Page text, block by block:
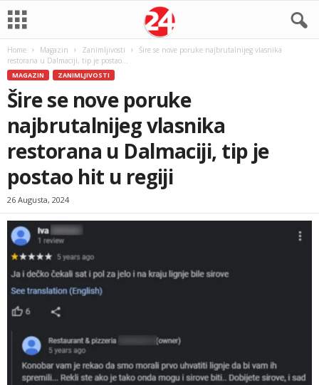
Home Magazin Zanimljivosti
Šire se nove poruke najbrutalnijeg vlasnika
restorana u Dalmaciji, tip je postao...
MAGAZIN ZANIMLJIVOSTI
Šire se nove poruke
najbrutalnijeg vlasnika
restorana u Dalmaciji, tip je
postao hit u regiji
26 Augusta, 2024